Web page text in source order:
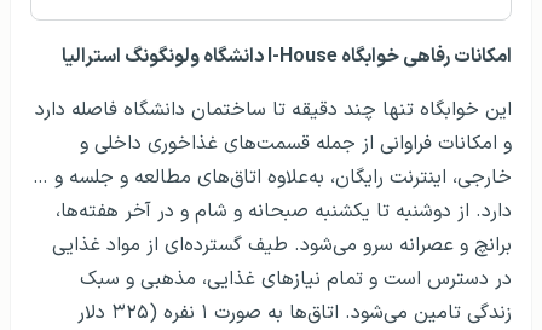
امکانات رفاهی خوابگاه‌I-Houseدانشگاه ولونگونگ استرالیا
این خوابگاه تنها چند دقیقه تا ساختمان دانشگاه فاصله دارد
و امکانات فراوانی از جمله قسمت‌های غذاخوری داخلی و
خارجی، اینترنت رایگان، به‌علاوه اتاق‌های مطالعه و جلسه و …
دارد. از دوشنبه تا یکشنبه صبحانه و شام و در آخر هفته‌ها،
برانچ و عصرانه سرو می‌شود. طیف گسترده‌ای از مواد غذایی
در دسترس است و تمام نیازهای غذایی، مذهبی و سبک
زندگی تامین می‌شود. اتاق‌ها به صورت ۱ نفره (۳۲۵ دلار